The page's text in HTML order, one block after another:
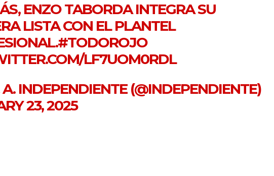
ENZO TABORDA INTEGRA SU
LISTA CON EL PLANTEL
#TODOROJO
LF7UOM0RDL
INDEPENDIENTE (@INDEPENDIENTE)
23, 2025